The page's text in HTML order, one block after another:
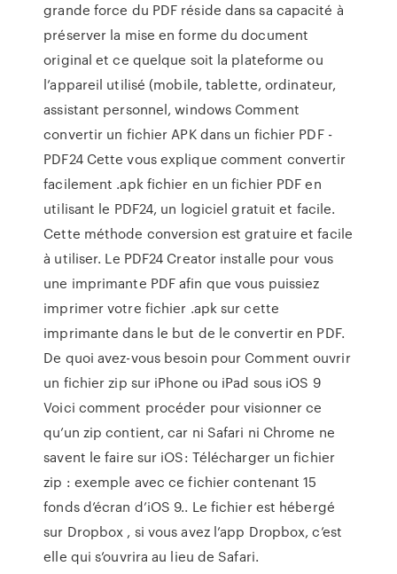
grande force du PDF réside dans sa capacité à
préserver la mise en forme du document
original et ce quelque soit la plateforme ou
l’appareil utilisé (mobile, tablette, ordinateur,
assistant personnel, windows Comment
convertir un fichier APK dans un fichier PDF -
PDF24 Cette vous explique comment convertir
facilement .apk fichier en un fichier PDF en
utilisant le PDF24, un logiciel gratuit et facile.
Cette méthode conversion est gratuire et facile
à utiliser. Le PDF24 Creator installe pour vous
une imprimante PDF afin que vous puissiez
imprimer votre fichier .apk sur cette
imprimante dans le but de le convertir en PDF.
De quoi avez-vous besoin pour Comment ouvrir
un fichier zip sur iPhone ou iPad sous iOS 9
Voici comment procéder pour visionner ce
qu’un zip contient, car ni Safari ni Chrome ne
savent le faire sur iOS: Télécharger un fichier
zip : exemple avec ce fichier contenant 15
fonds d’écran d’iOS 9.. Le fichier est hébergé
sur Dropbox , si vous avez l’app Dropbox, c’est
elle qui s’ouvrira au lieu de Safari.